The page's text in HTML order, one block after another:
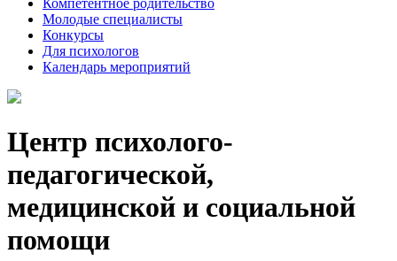
Компетентное родительство
Молодые специалисты
Конкурсы
Для психологов
Календарь мероприятий
Центр психолого-
педагогической,
медицинской и социальной
помощи